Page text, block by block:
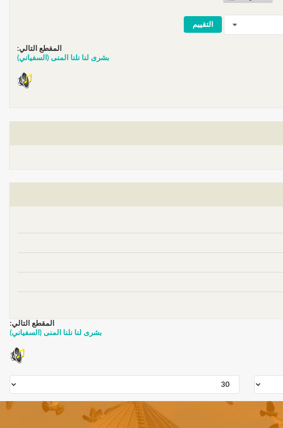
المقطع التالي:
بشرى لنا نلنا المنى (السفياني)
المقطع التالي:
بشرى لنا نلنا المنى (السفياني)